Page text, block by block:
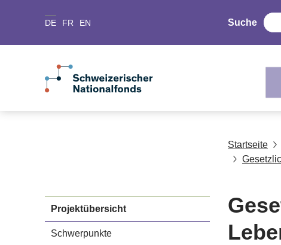
DE FR EN Suche
Startseite
Projektübersicht
Schwerpunkte